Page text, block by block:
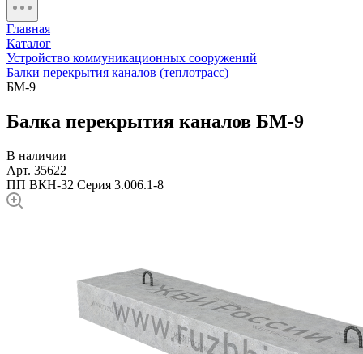
Главная
Каталог
Устройство коммуникационных сооружений
Балки перекрытия каналов (теплотрасс)
БМ-9
Балка перекрытия каналов БМ-9
В наличии
Арт. 35622
ПП ВКН-32 Серия 3.006.1-8